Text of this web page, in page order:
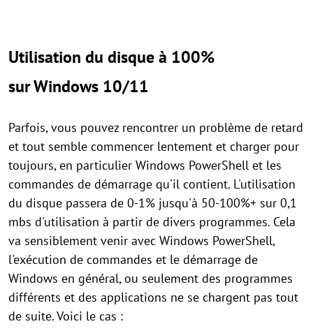
Utilisation du disque à 100%
sur Windows 10/11
Parfois, vous pouvez rencontrer un problème de retard
et tout semble commencer lentement et charger pour
toujours, en particulier Windows PowerShell et les
commandes de démarrage qu'il contient. L'utilisation
du disque passera de 0-1% jusqu'à 50-100%+ sur 0,1
mbs d'utilisation à partir de divers programmes. Cela
va sensiblement venir avec Windows PowerShell,
l'exécution de commandes et le démarrage de
Windows en général, ou seulement des programmes
différents et des applications ne se chargent pas tout
de suite. Voici le cas :